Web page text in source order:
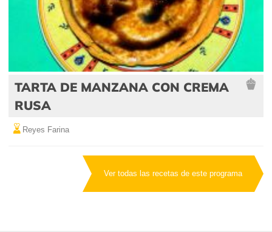
TARTA DE MANZANA CON CREMA
RUSA
Reyes Farina
Ver todas las recetas de este programa